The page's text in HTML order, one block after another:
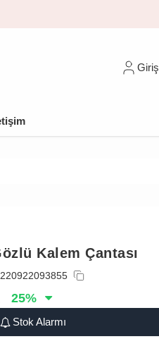
Giriş
Kalem Çantası
25%
Stok Alarmı